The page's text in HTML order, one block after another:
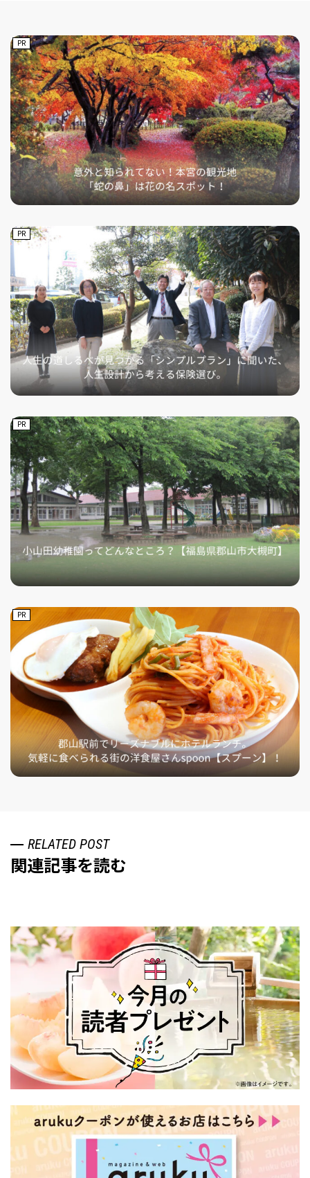
PR
PR
PR
PR
RELATED POST
関連記事を読む